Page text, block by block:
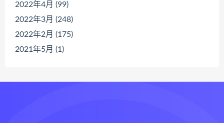
2022年4月 (99)
2022年3月 (248)
2022年2月 (175)
2021年5月 (1)